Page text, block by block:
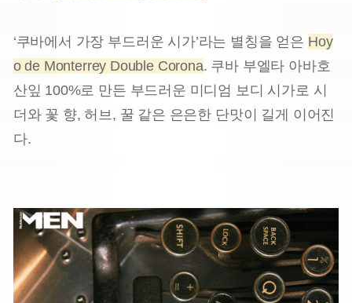
‘쿠바에서 가장 부드러운 시가’라는 별칭을 얻은 Hoy
o de Monterrey Double Corona. 쿠바 부엘타 아바호
산잎 100%로 만든 부드러운 미디엄 보디 시가로 시
더와 꽃 향, 허브, 꿀 같은 은은한 단맛이 길게 이어진
다.